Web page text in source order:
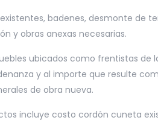
badenes, desmonte de
y obras anexas necesarias.
ubicados como frentistas de
y al importe que resulte
de obra nueva.
incluye costo cordón cuneta